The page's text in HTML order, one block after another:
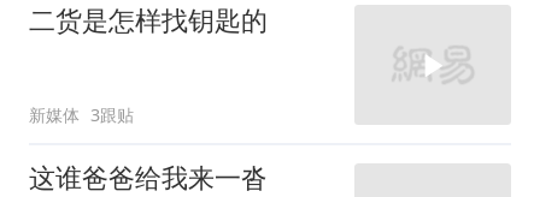
二货是怎样找钥匙的
新媒体 3跟贴
这谁爸爸给我来一沓